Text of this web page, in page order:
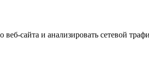
сайта и анализировать сетевой